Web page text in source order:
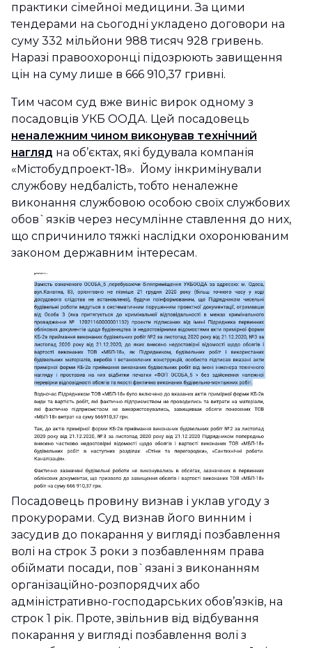
практики сімейної медицини. За цими
тендерами на сьогодні укладено договори на
суму 332 мільйони 988 тисяч 928 гривень.
Наразі правоохоронці підозрюють завищення
цін на суму лише в 666 910,37 гривні.
Тим часом суд вже виніс вирок одному з
посадовців УКБ ООДА. Цей посадовець
неналежним чином виконував технічний
нагляд на об’єктах, які будувала компанія
«Містобудпроект-18». Йому інкримінували
службову недбалість, тобто неналежне
виконання службовою особою своїх службових
обов`язків через несумлінне ставлення до них,
що спричинило тяжкі наслідки охоронюваним
законом державним інтересам.
Посадовець провину визнав і уклав угоду з
прокурорами. Суд визнав його винним і
засудив до покарання у вигляді позбавлення
волі на строк 3 роки з позбавленням права
обіймати посади, пов`язані з виконанням
організаційно-розпорядчих або
адміністративно-господарських обов’язків, на
строк 1 рік. Проте, звільнив від відбування
покарання у вигляді позбавлення волі з